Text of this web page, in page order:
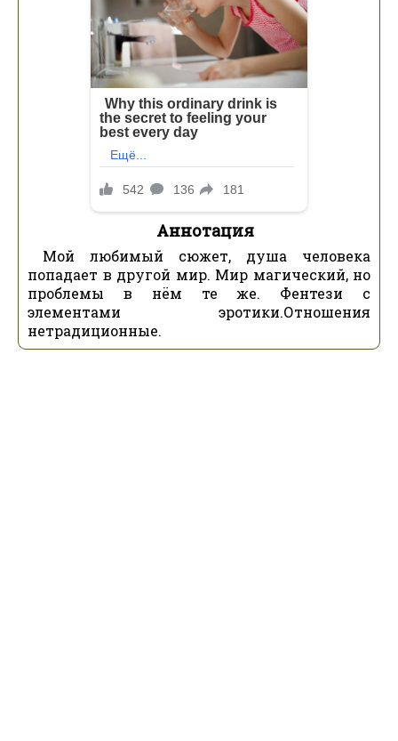
Аннотация
Мой любимый сюжет, душа человека
попадает в другой мир. Мир магический, но
проблемы в нём те же. Фентези с
элементами эротики.Отношения
нетрадиционные.